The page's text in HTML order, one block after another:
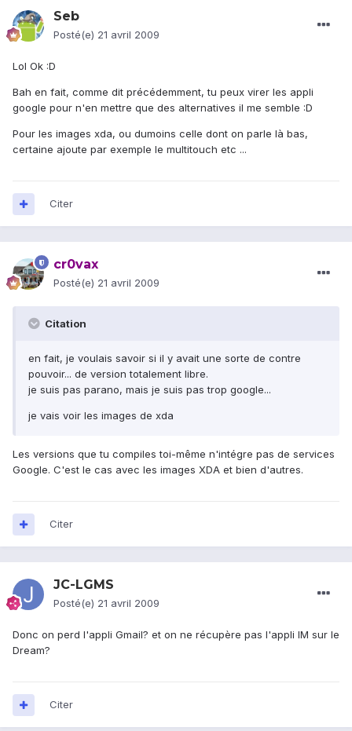
Seb
Posté(e) 21 avril 2009
Lol Ok :D
Bah en fait, comme dit précédemment, tu peux virer les appli
google pour n'en mettre que des alternatives il me semble :D
Pour les images xda, ou dumoins celle dont on parle là bas,
certaine ajoute par exemple le multitouch etc ...
Citer
cr0vax
Posté(e) 21 avril 2009
Citation
en fait, je voulais savoir si il y avait une sorte de contre
pouvoir... de version totalement libre.
je suis pas parano, mais je suis pas trop google...
je vais voir les images de xda
Les versions que tu compiles toi-même n'intégre pas de services
Google. C'est le cas avec les images XDA et bien d'autres.
Citer
JC-LGMS
Posté(e) 21 avril 2009
Donc on perd l'appli Gmail? et on ne récupère pas l'appli IM sur le
Dream?
Citer